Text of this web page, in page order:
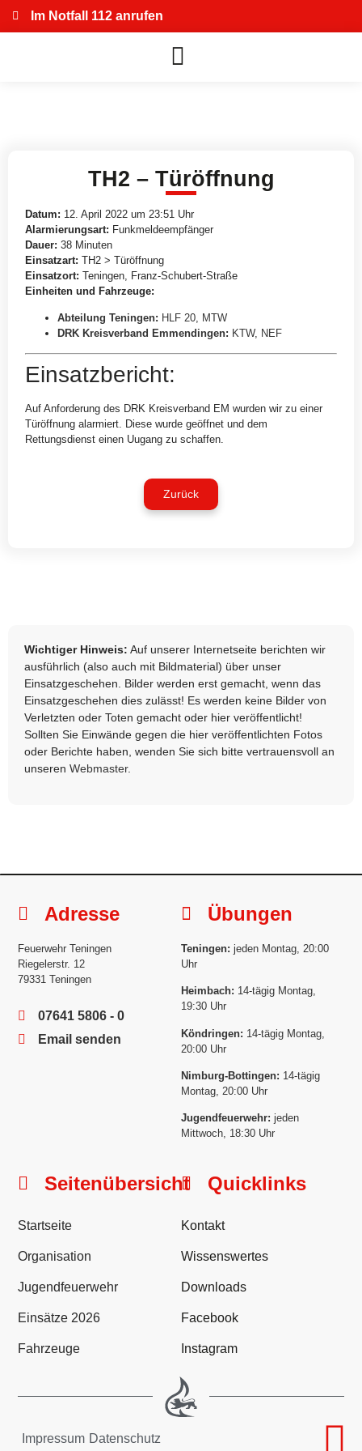
Im Notfall 112 anrufen
TH2 – Türöffnung
Datum: 12. April 2022 um 23:51 Uhr
Alarmierungsart: Funkmeldeempfänger
Dauer: 38 Minuten
Einsatzart: TH2 > Türöffnung
Einsatzort: Teningen, Franz-Schubert-Straße
Einheiten und Fahrzeuge:
Abteilung Teningen: HLF 20, MTW
DRK Kreisverband Emmendingen: KTW, NEF
Einsatzbericht:
Auf Anforderung des DRK Kreisverband EM wurden wir zu einer
Türöffnung alarmiert. Diese wurde geöffnet und dem
Rettungsdienst einen Uugang zu schaffen.
Zurück
Wichtiger Hinweis: Auf unserer Internetseite berichten wir
ausführlich (also auch mit Bildmaterial) über unser
Einsatzgeschehen. Bilder werden erst gemacht, wenn das
Einsatzgeschehen dies zulässt! Es werden keine Bilder von
Verletzten oder Toten gemacht oder hier veröffentlicht!
Sollten Sie Einwände gegen die hier veröffentlichten Fotos
oder Berichte haben, wenden Sie sich bitte vertrauensvoll an
unseren Webmaster.
Adresse
Feuerwehr Teningen
Riegelerstr. 12
79331 Teningen
07641 5806 - 0
Email senden
Übungen
Teningen: jeden Montag, 20:00
Uhr
Heimbach: 14-tägig Montag,
19:30 Uhr
Köndringen: 14-tägig Montag,
20:00 Uhr
Nimburg-Bottingen: 14-tägig
Montag, 20:00 Uhr
Jugendfeuerwehr: jeden
Mittwoch, 18:30 Uhr
Seitenübersicht
Startseite
Organisation
Jugendfeuerwehr
Einsätze 2026
Fahrzeuge
Quicklinks
Kontakt
Wissenswertes
Downloads
Facebook
Instagram
Impressum Datenschutz